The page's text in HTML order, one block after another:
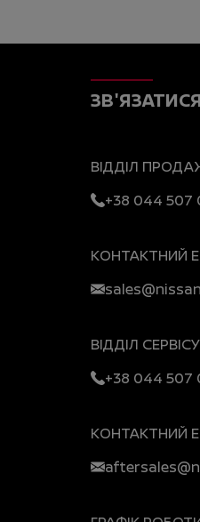
ВІДДІЛ
+38 044 507
КОНТАКТНИЙ
ВІДДІЛ
+38 044 507
КОНТАКТНИЙ